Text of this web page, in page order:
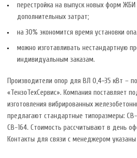
перестройка на выпуск новых форм ЖБИ
дополнительных затрат;
на 30% экономится время установки
можно изготавливать нестандартную
индивидуальным заказам.
Производители опор для ВЛ 0,4−35 кВт –
«ТензоТехСервис». Компания поставляет
изготовления вибрированных
предлагают стандартные типоразмеры:
СВ-164. Стоимость рассчитывают в день
Контакты для связи с менеджером указаны